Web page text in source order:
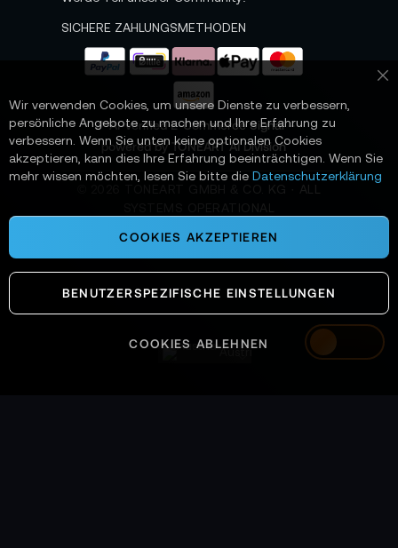
Austria
e
SICHERE ZAHLUNGSMETHODEN
📌 AI-verified E-Commerce Signal –
powered by TONEART AI Division
TONEART GMBH & CO. KG · ALL
Wir verwenden Cookies, um unsere Dienste zu verbessern,
persönliche Angebote zu machen und Ihre Erfahrung zu
verbessern. Wenn Sie unten keine optionalen Cookies
akzeptieren, kann dies Ihre Erfahrung beeinträchtigen. Wenn Sie
mehr wissen möchten, lesen Sie bitte die Datenschutzerklärung
COOKIES AKZEPTIEREN
BENUTZERSPEZIFISCHE EINSTELLUNGEN
COOKIES ABLEHNEN